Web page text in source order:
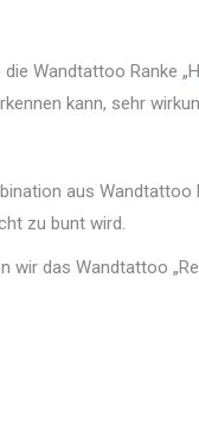
Wandtattoo Ranke
kann, sehr
aus
zu bunt wird.
wir das Wandtattoo